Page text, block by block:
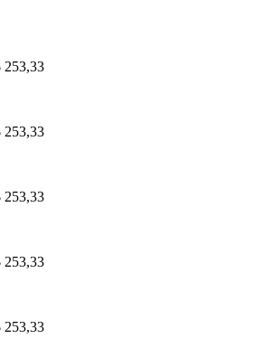
253,33
253,33
253,33
253,33
253,33